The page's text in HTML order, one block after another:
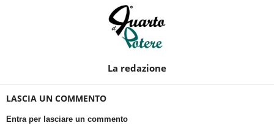
La redazione
LASCIA UN COMMENTO
Entra per lasciare un commento